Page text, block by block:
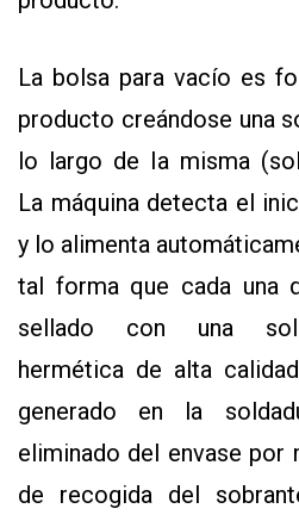
La bolsa para vacío es
producto creándose una
lo largo de la misma
La máquina detecta el
y lo alimenta
tal forma que cada una
sellado con una
hermética de alta
generado en la
eliminado del envase por
de recogida del